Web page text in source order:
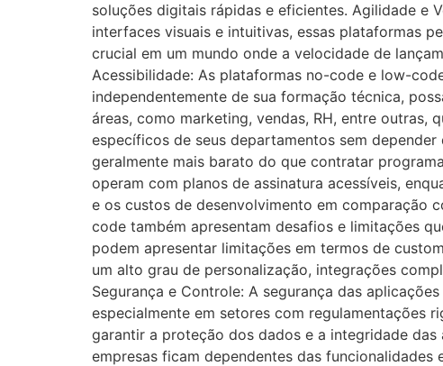
soluções digitais rápidas e eficientes. Agilidade e
interfaces visuais e intuitivas, essas plataformas
crucial em um mundo onde a velocidade de
Acessibilidade: As plataformas no-code e low-
independentemente de sua formação técnica,
áreas, como marketing, vendas, RH, entre outras,
específicos de seus departamentos sem
geralmente mais barato do que contratar
operam com planos de assinatura acessíveis,
e os custos de desenvolvimento em comparação
code também apresentam desafios e limitações
podem apresentar limitações em termos de
um alto grau de personalização, integrações
Segurança e Controle: A segurança das
especialmente em setores com regulamentações
garantir a proteção dos dados e a integridade
empresas ficam dependentes das